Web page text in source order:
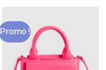
Promo !